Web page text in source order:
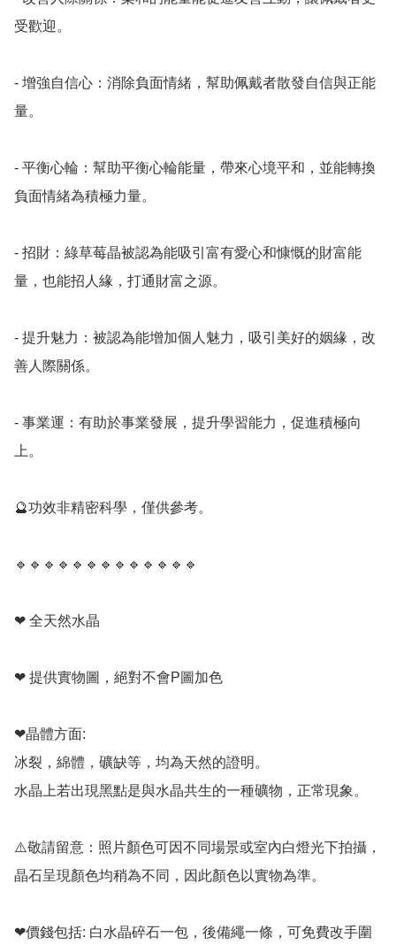
受歡迎。
- 增強自信心：消除負面情緒，幫助佩戴者散發自信與正能
量。
- 平衡心輪：幫助平衡心輪能量，帶來心境平和，並能轉換
負面情緒為積極力量。
- 招財：綠草莓晶被認為能吸引富有愛心和慷慨的財富能
量，也能招人緣，打通財富之源。
- 提升魅力：被認為能增加個人魅力，吸引美好的姻緣，改
善人際關係。
- 事業運：有助於事業發展，提升學習能力，促進積極向
上。
🔮功效非精密科學，僅供參考。
🔹️🔹️🔹️🔹️🔹️🔹️🔹️🔹️🔹️🔹️🔹️🔹️🔹️
❤ 全天然水晶
❤ 提供實物圖，絕對不會P圖加色
❤晶體方面:
冰裂，綿體，礦缺等，均為天然的證明。
水晶上若出現黑點是與水晶共生的一種礦物，正常現象。
⚠️敬請留意：照片顏色可因不同場景或室內白燈光下拍攝，
晶石呈現顏色均稍為不同，因此顏色以實物為準。
❤價錢包括: 白水晶碎石一包，後備繩一條，可免費改手圍